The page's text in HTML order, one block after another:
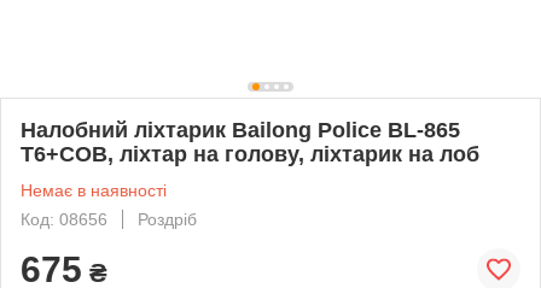
Налобний ліхтарик Bailong Police BL-865
T6+COB, ліхтар на голову, ліхтарик на лоб
Немає в наявності
Код: 08656
Роздріб
675 ₴